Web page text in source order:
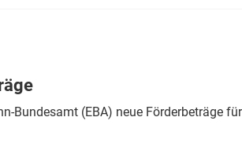
Bundesamt (EBA) neue Förderbeträge